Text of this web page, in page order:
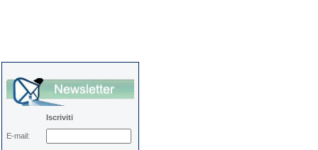
Iscriviti
E-mail: